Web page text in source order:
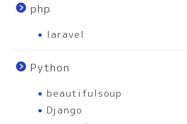
php
laravel
Python
beautifulsoup
Django